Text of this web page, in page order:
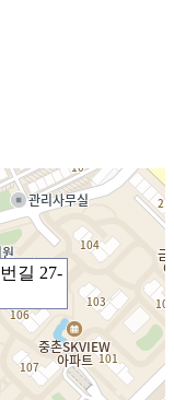
길 27-